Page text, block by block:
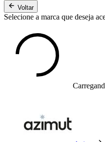
Voltar
Selecione a marca que deseja